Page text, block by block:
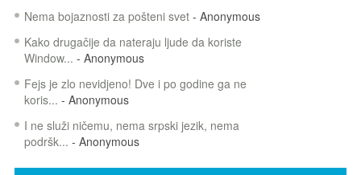
Nema bojaznosti za pošteni svet- Anonymous
Kako drugačije da nateraju ljude da koriste
Window... - Anonymous
Fejs je zlo nevidjeno! Dve i po godine ga ne
koris... - Anonymous
I ne služi ničemu, nema srpski jezik, nema
podršk... - Anonymous